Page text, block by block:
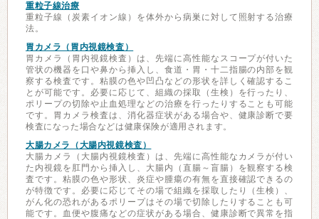
重粒子線治療
重粒子線（炭素イオン線）を体外から病巣に対して照射する治療
法。
胃カメラ（胃内視鏡検査）
胃カメラ（胃内視鏡検査）は、先端に高性能なスコープが付いた
管状の機器を口や鼻から挿入し、食道・胃・十二指腸の内部を観
察する検査です。粘膜の色や凹凸などの形状を詳しく確認するこ
とが可能です。必要に応じて、組織の採取（生検）を行ったり、
ポリープの切除や止血処理などの治療を行ったりすることも可能
です。胃カメラ検査は、消化器症状がある場合や、健康診断で要
検査になった場合などは健康保険が適用されます。
大腸カメラ（大腸内視鏡検査）
大腸カメラ（大腸内視鏡検査）は、先端に高性能なカメラが付い
た内視鏡を肛門から挿入し、大腸内（直腸～盲腸）を観察する検
査です。粘膜の色や形状、炎症や腫瘍の有無を直接確認できるの
が特徴です。必要に応じてその場で組織を採取したり（生検）、
がん化の恐れがあるポリープはその場で切除したりすることも可
能です。血便や腹痛などの症状がある場合、健康診断で異常を指